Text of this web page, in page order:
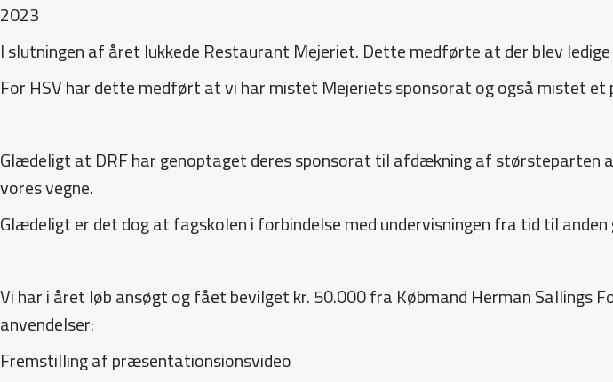
2023
I slutningen af året lukkede Restaurant Mejeriet. Dette medførte at der blev
For HSV har dette medført at vi har mistet Mejeriets sponsorat og også mistet
Glædeligt at DRF har genoptaget deres sponsorat til afdækning af størsteparten
vores vegne.
Glædeligt er det dog at fagskolen i forbindelse med undervisningen fra tid til
Vi har i året løb ansøgt og fået bevilget kr. 50.000 fra Købmand Herman Sallings
anvendelser:
Fremstilling af præsentationsionsvideo